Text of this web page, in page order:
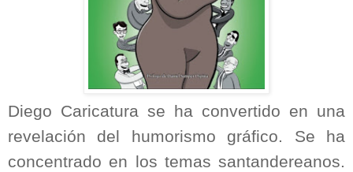
Diego Caricatura se ha convertido en una
revelación del humorismo gráfico. Se ha
concentrado en los temas santandereanos.